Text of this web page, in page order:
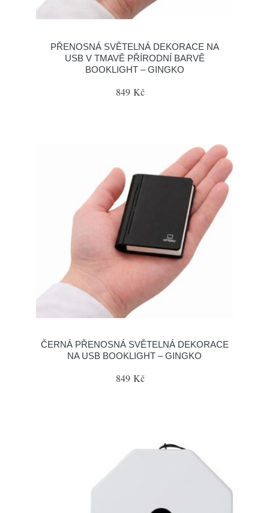
PŘENOSNÁ SVĚTELNÁ DEKORACE NA
USB V TMAVĚ PŘÍRODNÍ BARVĚ
BOOKLIGHT – GINGKO
849 Kč
ČERNÁ PŘENOSNÁ SVĚTELNÁ DEKORACE
NA USB BOOKLIGHT – GINGKO
849 Kč